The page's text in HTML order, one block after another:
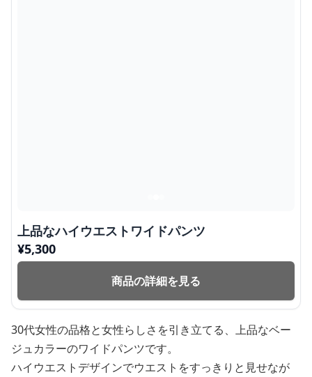
上品なハイウエストワイドパンツ
¥5,300
商品の詳細を見る
30代女性の品格と女性らしさを引き立てる、上品なベー
ジュカラーのワイドパンツです。
ハイウエストデザインでウエストをすっきりと見せなが